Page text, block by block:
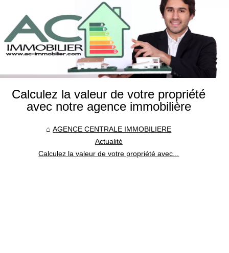
Calculez la valeur de votre propriété
avec notre agence immobilière
AGENCE CENTRALE IMMOBILIERE
Actualité
Calculez la valeur de votre propriété avec...